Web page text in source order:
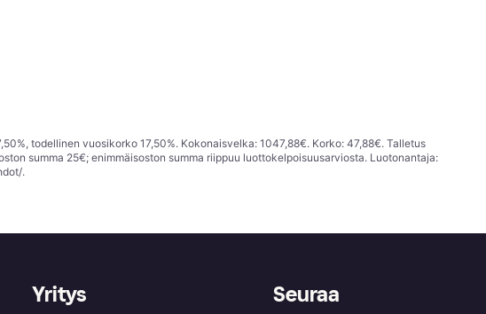
todellinen vuosikorko 17,50%. Kokonaisvelka: 1047,88€. Korko: 47,88€. Talletus
summa 25€; enimmäisoston summa riippuu luottokelpoisuusarviosta. Luotonantaja:
.
Yritys Seuraa